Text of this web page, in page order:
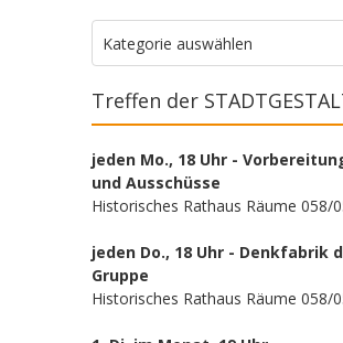
Kategorien
Kategorie auswählen
Treffen der
jeden Mo., 18 Uhr -
und Ausschüsse
Historisches Rathaus Räume 058/
jeden Do., 18 Uhr - Denkfabrik
Gruppe
Historisches Rathaus Räume 058/